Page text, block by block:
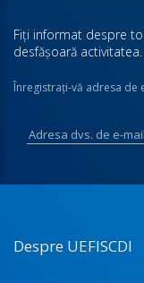
Fiţi informat despre
desfăşoară activitatea.
Înregistraţi-vă adresa de
Despre UEFISCDI